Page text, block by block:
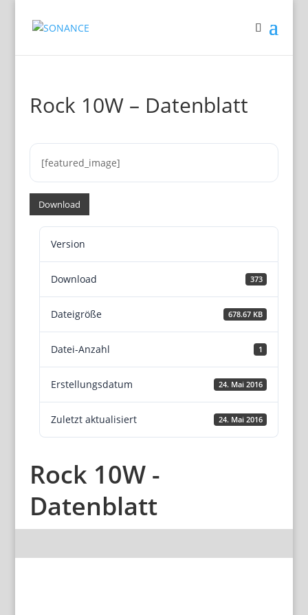
Rock 10W – Datenblatt
[featured_image]
Download
Version
Download 373
Dateigröße 678.67 KB
Datei-Anzahl 1
Erstellungsdatum 24. Mai 2016
Zuletzt aktualisiert 24. Mai 2016
Rock 10W -
Datenblatt